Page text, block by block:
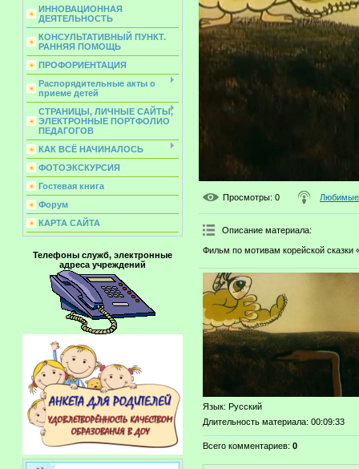
ИННОВАЦИОННАЯ
ДЕЯТЕЛЬНОСТЬ
КОНСУЛЬТАТИВНЫЙ ПУНКТ.
РАННЯЯ ПОМОЩЬ
ПРОФОРИЕНТАЦИЯ
Распорядительные акты о
приеме детей
СТРАНИЦЫ, ЛИЧНЫЕ САЙТЫ,
ЭЛЕКТРОННЫЕ ПОРТФОЛИО
ПЕДАГОГОВ
КАК ВСЁ НАЧИНАЛОСЬ
ФОТОЭКСКУРСИЯ
Гостевая книга
Форум
КАРТА САЙТА
Телефоны служб, электронные
адреса учреждений
Просмотры: 0 Любимые
Описание материала:
Фильм по мотивам корейской
Язык: Русский
Длительность материала: 00:09:33
Всего комментариев: 0